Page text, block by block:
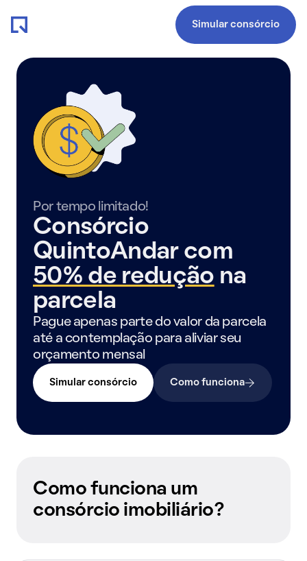
Simular consórcio
Por tempo limitado!
Consórcio
QuintoAndar com
50% de redução na
parcela
Pague apenas parte do valor da parcela
até a contemplação para aliviar seu
orçamento mensal
Simular consórcio Como funciona
Como funciona um
consórcio imobiliário?